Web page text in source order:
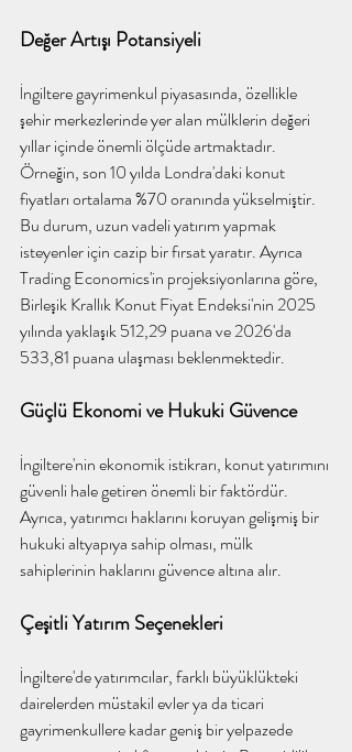
Değer Artışı Potansiyeli
İngiltere gayrimenkul piyasasında, özellikle
şehir merkezlerinde yer alan mülklerin değeri
yıllar içinde önemli ölçüde artmaktadır.
Örneğin, son 10 yılda Londra'daki konut
fiyatları ortalama %70 oranında yükselmiştir.
Bu durum, uzun vadeli yatırım yapmak
isteyenler için cazip bir fırsat yaratır. Ayrıca
Trading Economics'in projeksiyonlarına göre,
Birleşik Krallık Konut Fiyat Endeksi'nin 2025
yılında yaklaşık 512,29 puana ve 2026'da
533,81 puana ulaşması beklenmektedir.
Güçlü Ekonomi ve Hukuki Güvence
İngiltere'nin ekonomik istikrarı, konut yatırımını
güvenli hale getiren önemli bir faktördür.
Ayrıca, yatırımcı haklarını koruyan gelişmiş bir
hukuki altyapıya sahip olması, mülk
sahiplerinin haklarını güvence altına alır.
Çeşitli Yatırım Seçenekleri
İngiltere'de yatırımcılar, farklı büyüklükteki
dairelerden müstakil evler ya da ticari
gayrimenkullerekadar geniş bir yelpazede